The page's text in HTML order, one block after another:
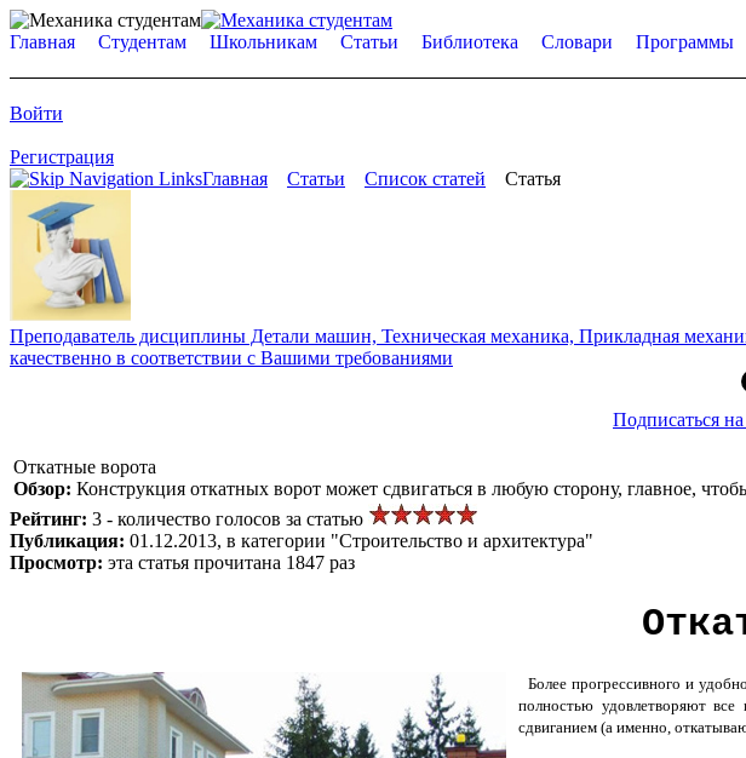
Главная Студентам Школьникам Статьи Библиотека Словари Программы
Войти
Регистрация
Главная
Статьи Список статей Статья
Преподаватель дисциплины Детали машин, Техническая механика, Прикладная
качественно в соответствии с Вашими требованиями
Подписаться
Откатные ворота
Обзор: Конструкция откатных ворот может сдвигаться в любую сторону, главное,
Рейтинг: 3 - количество голосов за статью
Публикация: 01.12.2013, в категории "Строительство и архитектура"
Просмотр: эта статья прочитана 1847 раз
Более прогрессивного и
полностью удовлетворяют все
сдвиганием (а именно,